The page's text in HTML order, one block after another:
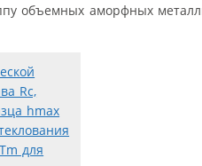
объемных аморфных